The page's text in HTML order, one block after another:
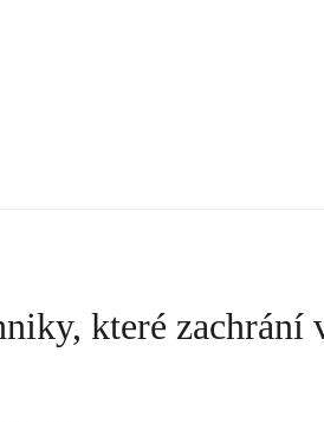
které zachrání